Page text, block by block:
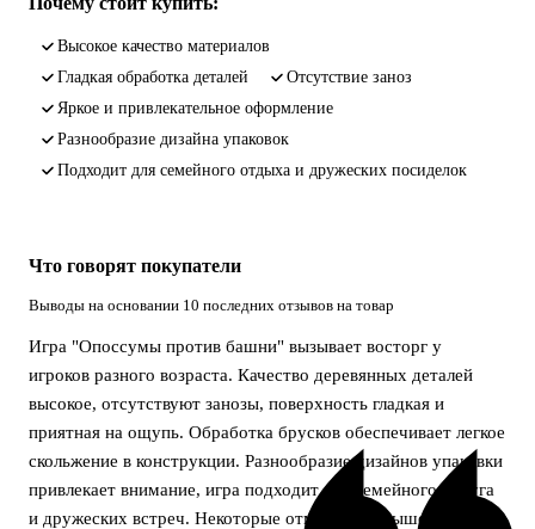
Высокое качество материалов
Гладкая обработка деталей
Отсутствие заноз
Яркое и привлекательное оформление
Разнообразие дизайна упаковок
Подходит для семейного отдыха и дружеских посиделок
Что говорят покупатели
Выводы на основании 10 последних отзывов на товар
Игра "Опоссумы против башни" вызывает восторг у
игроков разного возраста. Качество деревянных деталей
высокое, отсутствуют занозы, поверхность гладкая и
приятная на ощупь. Обработка брусков обеспечивает легкое
скольжение в конструкции. Разнообразие дизайнов упаковки
привлекает внимание, игра подходит для семейного досуга
и дружеских встреч. Некоторые отмечают завышенную